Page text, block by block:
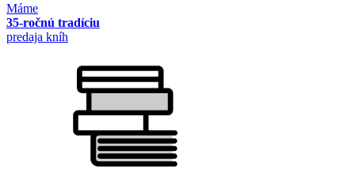
Máme
35-ročnú tradíciu
predaja kníh